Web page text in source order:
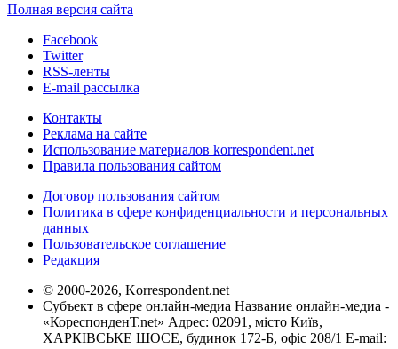
Полная версия сайта
Facebook
Twitter
RSS-ленты
E-mail рассылка
Контакты
Реклама на сайте
Использование материалов korrespondent.net
Правила пользования сайтом
Договор пользования сайтом
Политика в сфере конфиденциальности и персональных
данных
Пользовательское соглашение
Редакция
© 2000-2026, Korrespondent.net
Субъект в сфере онлайн-медиа Название онлайн-медиа -
«КореспонденТ.net» Адрес: 02091, місто Київ,
ХАРКІВСЬКЕ ШОСЕ, будинок 172-Б, офіс 208/1 E-mail: